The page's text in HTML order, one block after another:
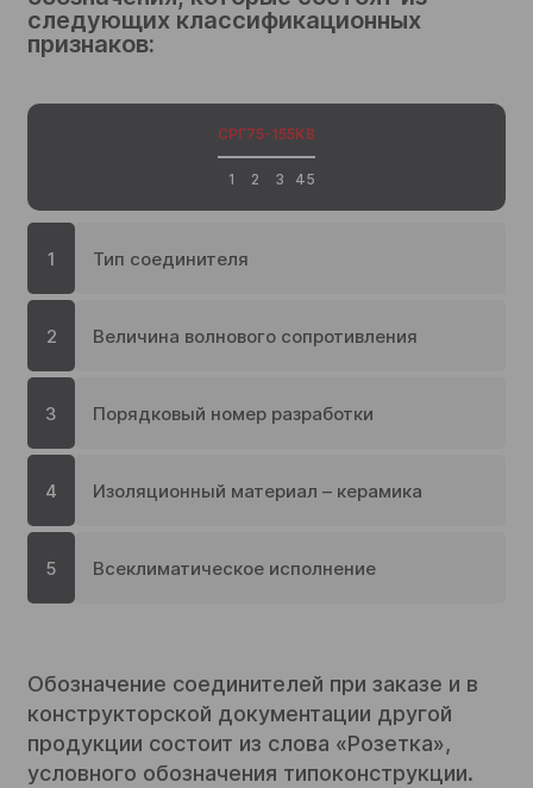
следующих классификационных
признаков:
СРГ
1
75
2
-155
3
К
4
В
5
1 Тип соединителя
2 Величина волнового сопротивления
3 Порядковый номер разработки
4 Изоляционный материал – керамика
5 Всеклиматическое исполнение
Обозначение соединителей при заказе и в
конструкторской документации другой
продукции состоит из слова «Розетка»,
условного обозначения типоконструкции.